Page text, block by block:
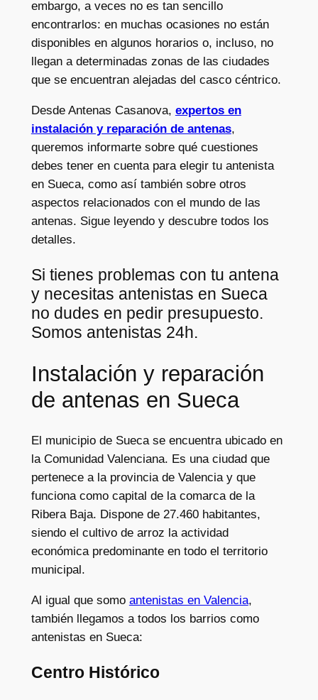
embargo, a veces no es tan sencillo
encontrarlos: en muchas ocasiones no están
disponibles en algunos horarios o, incluso, no
llegan a determinadas zonas de las ciudades
que se encuentran alejadas del casco céntrico.
Desde Antenas Casanova, expertos en
instalación y reparación de antenas,
queremos informarte sobre qué cuestiones
debes tener en cuenta para elegir tu antenista
en Sueca, como así también sobre otros
aspectos relacionados con el mundo de las
antenas. Sigue leyendo y descubre todos los
detalles.
Si tienes problemas con tu antena
y necesitas antenistas en Sueca
no dudes en pedir presupuesto.
Somos antenistas 24h.
Instalación y reparación
de antenas en Sueca
El municipio de Sueca se encuentra ubicado en
la Comunidad Valenciana. Es una ciudad que
pertenece a la provincia de Valencia y que
funciona como capital de la comarca de la
Ribera Baja. Dispone de 27.460 habitantes,
siendo el cultivo de arroz la actividad
económica predominante en todo el territorio
municipal.
Al igual que somo antenistas en Valencia,
también llegamos a todos los barrios como
antenistas en Sueca:
Centro Histórico